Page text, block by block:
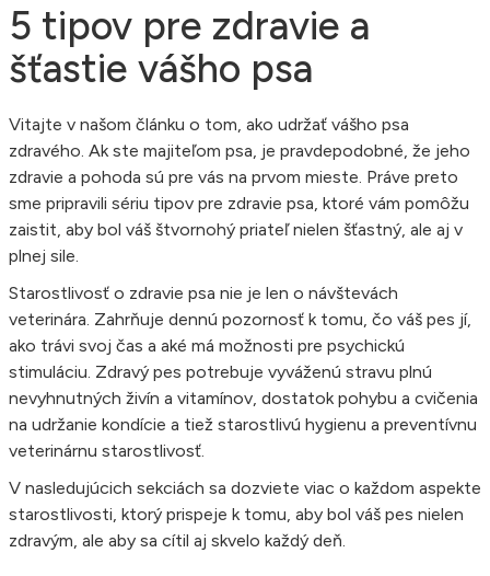
5 tipov pre zdravie a
šťastie vášho psa
Vitajte v našom článku o tom, ako udržať vášho psa
zdravého. Ak ste majiteľom psa, je pravdepodobné, že jeho
zdravie a pohoda sú pre vás na prvom mieste. Práve preto
sme pripravili sériu tipov pre zdravie psa, ktoré vám pomôžu
zaistit, aby bol váš štvornohý priateľ nielen šťastný, ale aj v
plnej sile.
Starostlivosť o zdravie psa nie je len o návštevách
veterinára. Zahrňuje dennú pozornosť k tomu, čo váš pes jí,
ako trávi svoj čas a aké má možnosti pre psychickú
stimuláciu. Zdravý pes potrebuje vyváženú stravu plnú
nevyhnutných živín a vitamínov, dostatok pohybu a cvičenia
na udržanie kondície a tiež starostlivú hygienu a preventívnu
veterinárnu starostlivosť.
V nasledujúcich sekciách sa dozviete viac o každom aspekte
starostlivosti, ktorý prispeje k tomu, aby bol váš pes nielen
zdravým, ale aby sa cítil aj skvelo každý deň.